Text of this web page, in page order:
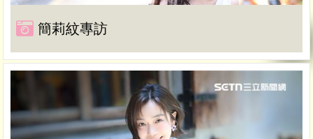
簡莉紋專訪